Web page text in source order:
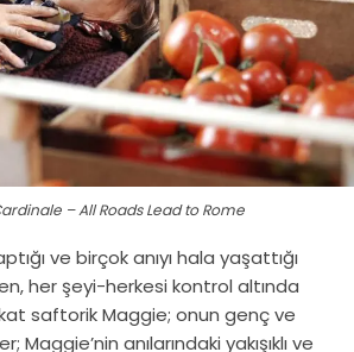
– All Roads Lead to Rome
ve birçok anıyı hala yaşattığı
her şeyi-herkesi kontrol altında
saftorik Maggie; onun genç ve
Maggie’nin anılarındaki yakışıklı ve